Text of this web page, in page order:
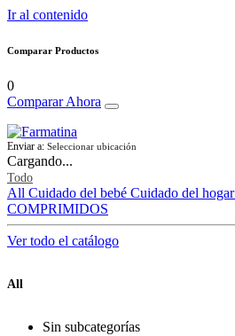
Ir al contenido
Comparar Productos
0
Comparar Ahora
Enviar a: Seleccionar ubicación
Cargando...
Todo
All Cuidado del bebé Cuidado del hogar
COMPRIMIDOS
Ver todo el catálogo
All
Sin subcategorías